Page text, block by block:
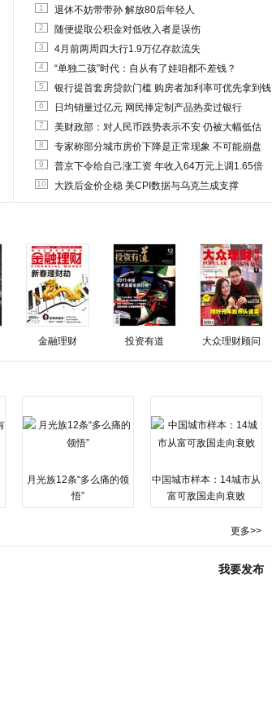
1 退休不妨带带孙 解放80后年轻人
2 随便提取公积金对低收入者是误伤
3 4月前两周四大行1.9万亿存款流失
4 “单独二孩”时代：自从有了娃咱都不差钱？
5 银行提首套房贷款门槛 购房者加利率可优先拿到钱
6 日均销量过亿元 网民捧定制产品热卖过银行
7 美财政部：对人民币跌势表示不安 仍被大幅低估
8 专家称部分城市房价下降是正常现象 不可能崩盘
9 普京下令给自己涨工资 年收入64万元上调1.65倍
10 大跌后金价企稳 美CPI数据与乌克兰成支撑
金融理财 投资有道 大众理财顾问
月光族12条“多么痛的领
悟”
中国城市样本：14城市从
富可敌国走向衰败
更多>>
我要发布